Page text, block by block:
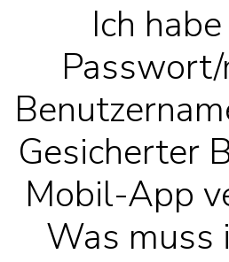
Ich
Gesicherter
Mobil-App
Was muss